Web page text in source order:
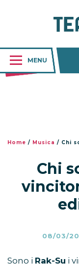
MENU
Home / Musica / Chi
Chi
08/03/
Sono i Rak-Su i